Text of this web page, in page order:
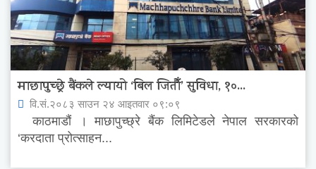
माछापुच्छ्रे बैंकले ल्यायो ‘बिल जितौँ’ सुविधा, १०...
वि.सं.२०८३ साउन २४ आइतवार ०९:०९
काठमाडौं । माछापुच्छ्रे बैंक लिमिटेडले नेपाल सरकारको
‘करदाता प्रोत्साहन...